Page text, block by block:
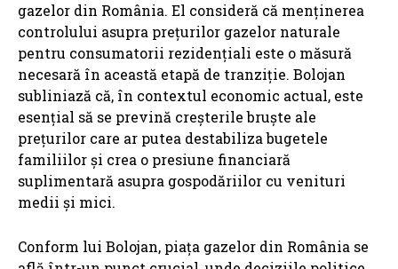
gazelor din România. El consideră că menținerea
controlului asupra prețurilor gazelor naturale
pentru consumatorii rezidențiali este o măsură
necesară în această etapă de tranziție. Bolojan
subliniază că, în contextul economic actual, este
esențial să se prevină creșterile bruște ale
prețurilor care ar putea destabiliza bugetele
familiilor și crea o presiune financiară
suplimentară asupra gospodăriilor cu venituri
medii și mici.
Conform lui Bolojan, piața gazelor din România se